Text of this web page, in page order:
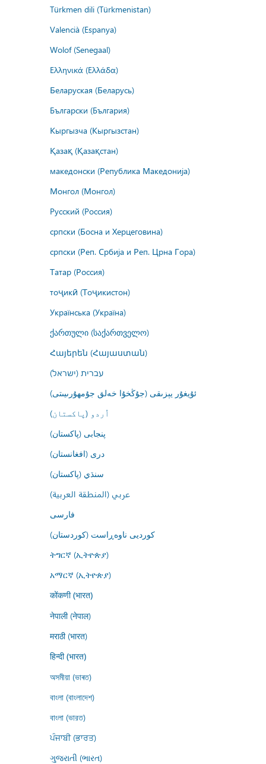
Türkmen dili (Türkmenistan)
Valencià (Espanya)
Wolof (Senegaal)
Ελληνικά (Ελλάδα)
Беларуская (Беларусь)
Български (България)
Кыргызча (Кыргызстан)
Қазақ (Қазақстан)
македонски (Република Македонија)
Монгол (Монгол)
Русский (Россия)
српски (Босна и Херцеговина)
српски (Реп. Србија и Реп. Црна Гора)
Татар (Россия)
тоҷикӣ (Тоҷикистон)
Українська (Україна)
ქართული (საქართველო)
Հայերեն (Հայաստան)
עברית (ישראל)
ئۇيغۇر يېزىقى (جۇڭخۇا خەلق جۇمھۇرىيىتى)
اُردو (پاکستان)
پنجابی (پاکستان)
درى (افغانستان)
سنڌي (پاکستان)
عربي (المنطقة العربية)
فارسى
کوردیی ناوەڕاست (کوردستان)
ትግርኛ (ኢትዮጵያ)
አማርኛ (ኢትዮጵያ)
कोंकणी (भारत)
नेपाली (नेपाल)
मराठी (भारत)
हिन्दी (भारत)
অসমীয়া (ভাৰত)
বাংলা (বাংলাদেশ)
বাংলা (ভারত)
ਪੰਜਾਬੀ (ਭਾਰਤ)
ગુજરાતી (ભારત)